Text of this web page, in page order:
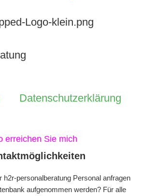
Datenschutzerklärung
erreichen Sie mich
h2r-personalberatung Personal anfragen
aufgenommen werden? Für alle